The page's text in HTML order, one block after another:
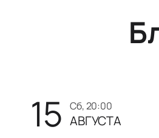
15 сб, 20:00
АВГУСТА